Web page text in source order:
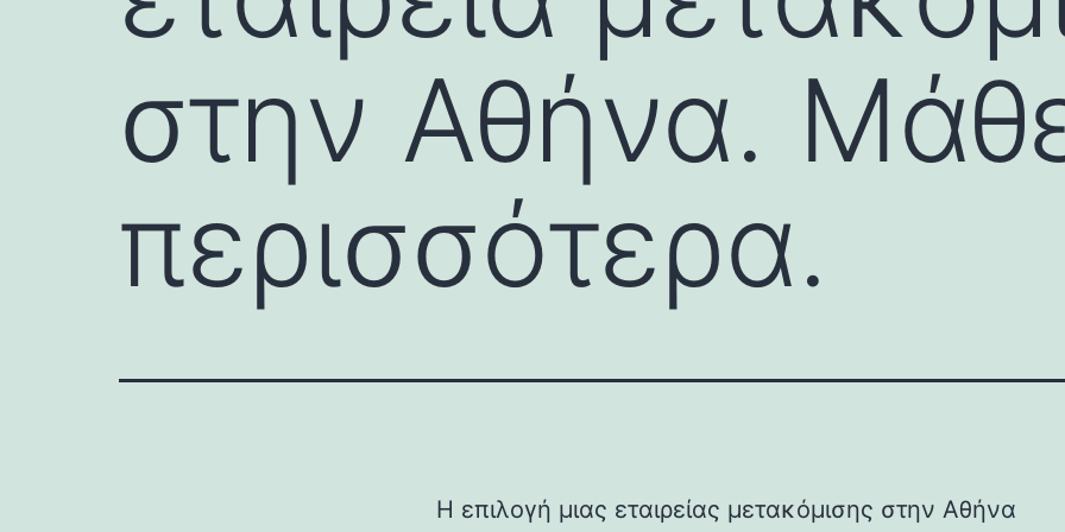
στην Αθήνα.
περισσότερα.
Η επιλογή μιας εταιρείας μετακόμισης στην Αθήνα